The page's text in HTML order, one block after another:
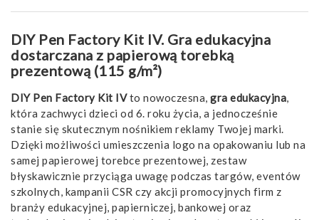
DIY Pen Factory Kit IV. Gra edukacyjna
dostarczana z papierową torebką
prezentową (115 g/m²)
DIY Pen Factory Kit IVto nowoczesna, gra edukacyjna,
która zachwyci dzieci od 6. roku życia, a jednocześnie
stanie się skutecznym nośnikiem reklamy Twojej marki.
Dzięki możliwości umieszczenia logo na opakowaniu lub na
samej papierowej torebce prezentowej, zestaw
błyskawicznie przyciąga uwagę podczas targów, eventów
szkolnych, kampanii CSR czy akcji promocyjnych firm z
branży edukacyjnej, papierniczej, bankowej oraz